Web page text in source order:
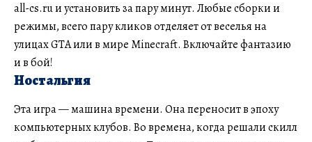
all-cs.ru и установить за пару минут. Любые сборки и
режимы, всего пару кликов отделяет от веселья на
улицах GTA или в мире Minecraft. Включайте фантазию
и в бой!
Ностальгия
Эта игра — машина времени. Она переносит в эпоху
компьютерных клубов. Во времена, когда решали скилл